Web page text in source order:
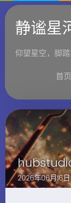
静谧星
仰望星空，脚
首页
2026年06月16